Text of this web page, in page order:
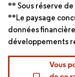
** Sous réserve
**Le paysage
données
développements